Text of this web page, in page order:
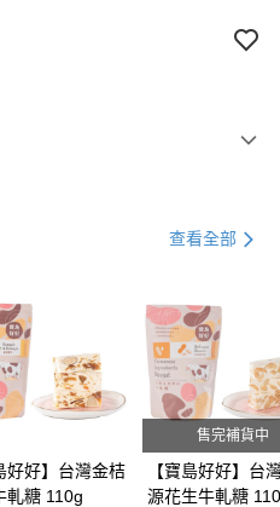
查看全部
好好】台灣金桔
軋糖 110g
售完補貨中
【寶島好好】台
源花生牛軋糖